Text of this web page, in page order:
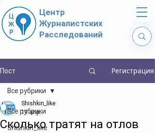
Центр
Журналистских
Расследований
Пост Регистрация
Все рубрики
Shishkin_like
Все рубрики
Сколько тратят на отлов
Shishkin_like
11 апр.